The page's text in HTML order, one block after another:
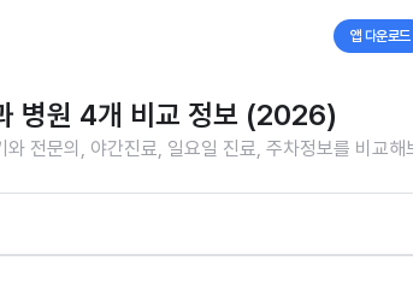
앱 다운로드
병원 4개 비교 정보 (2026)
와 전문의, 야간진료, 일요일 진료, 주차정보를 비교해